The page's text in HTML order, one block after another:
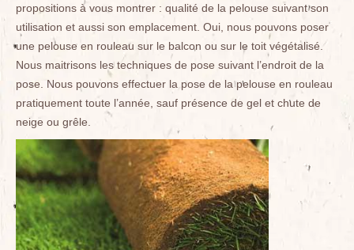
propositions à vous montrer : qualité de la pelouse suivant son
utilisation et aussi son emplacement. Oui, nous pouvons poser
une pelouse en rouleau sur le balcon ou sur le toit végétalisé.
Nous maitrisons les techniques de pose suivant l’endroit de la
pose. Nous pouvons effectuer la pose de la pelouse en rouleau
pratiquement toute l’année, sauf présence de gel et chute de
neige ou grêle.